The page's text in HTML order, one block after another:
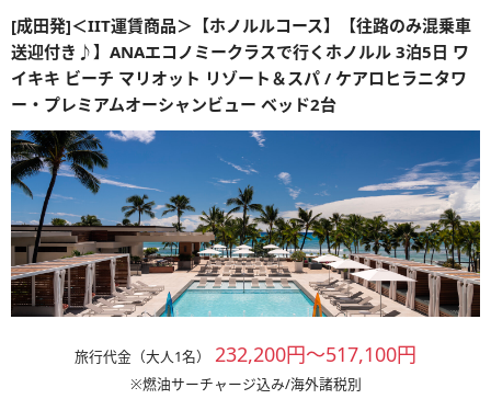
[成田発]＜IIT運賃商品＞【ホノルルコース】【往路のみ混乗車
送迎付き♪】ANAエコノミークラスで行くホノルル 3泊5日 ワ
イキキ ビーチ マリオット リゾート＆スパ / ケアロヒラニタワ
ー・プレミアムオーシャンビュー ベッド2台
旅行代金（大人1名） 232,200円～517,100円
※燃油サーチャージ込み/海外諸税別